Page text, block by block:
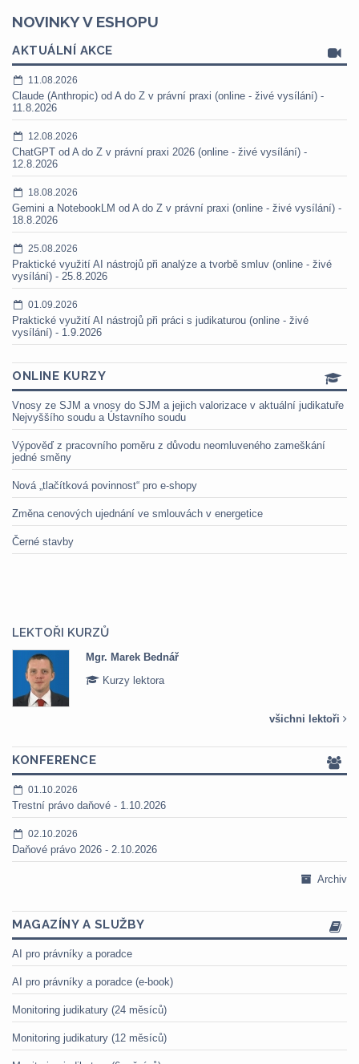
NOVINKY V ESHOPU
AKTUÁLNÍ AKCE
11.08.2026
Claude (Anthropic) od A do Z v právní praxi (online - živé vysílání) -
11.8.2026
12.08.2026
ChatGPT od A do Z v právní praxi 2026 (online - živé vysílání) -
12.8.2026
18.08.2026
Gemini a NotebookLM od A do Z v právní praxi (online - živé vysílání) -
18.8.2026
25.08.2026
Praktické využití AI nástrojů při analýze a tvorbě smluv (online - živé
vysílání) - 25.8.2026
01.09.2026
Praktické využití AI nástrojů při práci s judikaturou (online - živé
vysílání) - 1.9.2026
ONLINE KURZY
Vnosy ze SJM a vnosy do SJM a jejich valorizace v aktuální judikatuře
Nejvyššího soudu a Ústavního soudu
Výpověď z pracovního poměru z důvodu neomluveného zameškání
jedné směny
Nová „tlačítková povinnost“ pro e-shopy
Změna cenových ujednání ve smlouvách v energetice
Černé stavby
LEKTOŘI KURZŮ
Mgr. Veronika Pázmányová
Kurzy lektora
všichni lektoři
KONFERENCE
01.10.2026
Trestní právo daňové - 1.10.2026
02.10.2026
Daňové právo 2026 - 2.10.2026
Archiv
MAGAZÍNY A SLUŽBY
AI pro právníky a poradce
AI pro právníky a poradce (e-book)
Monitoring judikatury (24 měsíců)
Monitoring judikatury (12 měsíců)